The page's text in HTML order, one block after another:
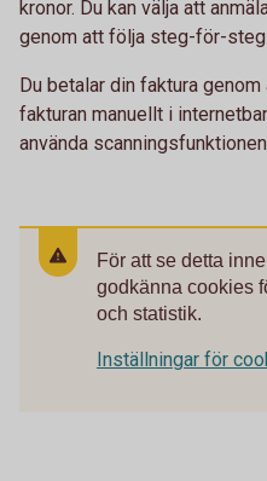
kronor. Du kan välja att
genom att följa steg-för-
Du betalar din faktura
fakturan manuellt i
använda
För att se detta
godkänna cookies
och statistik.
Inställningar för